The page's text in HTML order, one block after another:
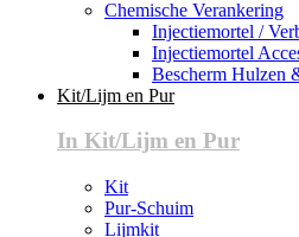
Chemische Verankering
Injectiemortel /
Injectiemortel
Bescherm Hulzen
Kit/Lijm en Pur
In Kit/Lijm en Pur
Kit
Pur-Schuim
Lijmkit